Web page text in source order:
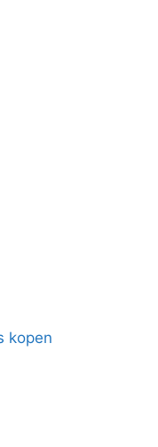
kopen